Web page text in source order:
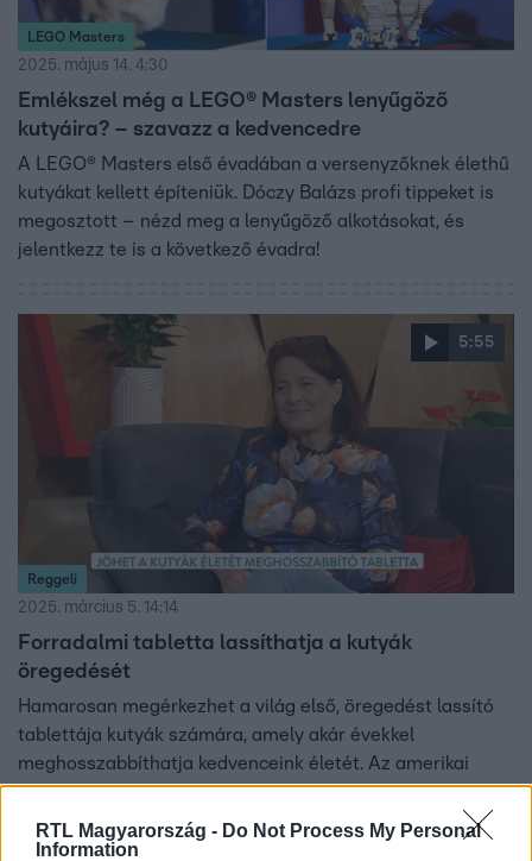
RTL Magyarország - Do Not Process My Personal
Information
LEGO Masters
2025. május 14. 4:30
Emlékszel még a LEGO® Masters lenyűgöző
kutyáira? – szavazz a kedvencedre
A LEGO® Masters első évadában a versenyzőknek élethű
kutyákat kellett építeniük. Dóczy Balázs profi tippeket is
megosztott – nézd meg a lenyűgöző alkotásokat, és
jelentkezz te is a következő évadra!
5:55
Reggeli
2025. március 5. 14:14
Forradalmi tabletta lassíthatja a kutyák
öregedését
Hamarosan megérkezhet a világ első, öregedést lassító
tablettája kutyák számára, amely akár évekkel
meghosszabbíthatja kedvenceink életét. Az amerikai
Loyal biotechnológiai cég fejlesztése már a hatósági
engedélyezés küszöbén áll, de vajon mikor kerülhet
piacra, és mennyire lesz hatékony? Dr. Fodor Kinga